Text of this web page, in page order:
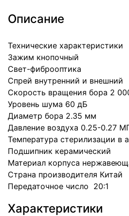
Описание
Технические характеристики
Зажим кнопочный
Свет-фиброоптика
Спрей внутренний и внешний
Скорость вращения бора 2
Уровень шума 60 дБ
Диаметр бора 2.35 мм
Давление воздуха 0.25-0.27
Температура стерилизации в
Подшипник керамический
Материал корпуса
Страна производителя Китай
Передаточное число 20:1
Характеристики